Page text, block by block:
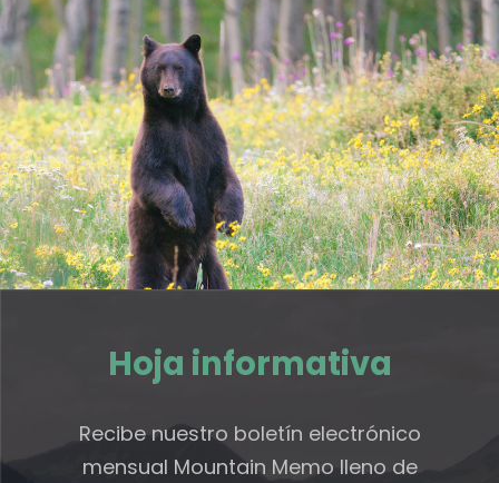
Hoja informativa
Recibe nuestro boletín electrónico
mensual Mountain Memo lleno de